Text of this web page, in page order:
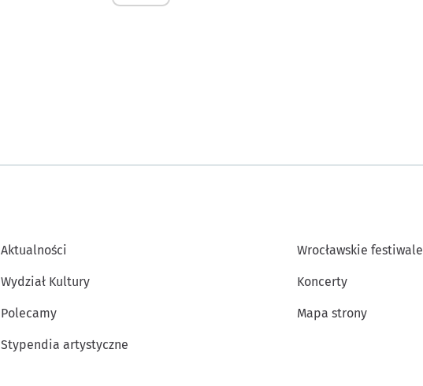
Aktualności
Wydział Kultury
Polecamy
Stypendia artystyczne
Wrocławskie festiwale
Koncerty
Mapa strony